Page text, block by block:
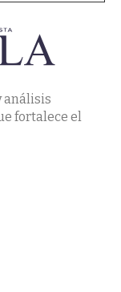
análisis
fortalece el